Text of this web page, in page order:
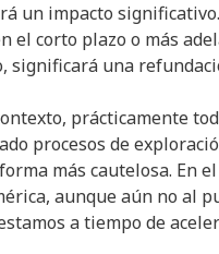
un impacto
el corto plazo o más
significará una
prácticamente
procesos de
más cautelosa. En
aunque aún no al
a tiempo de